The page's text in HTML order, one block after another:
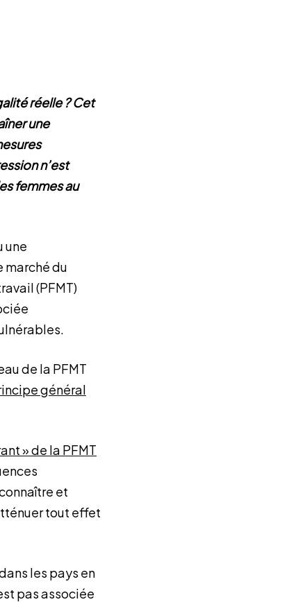
réelle ? Cet
une
n’est
femmes au
une
marché du
(PFMT)
de la PFMT
général
» de la PFMT
et
tout effet
les pays en
pas associée